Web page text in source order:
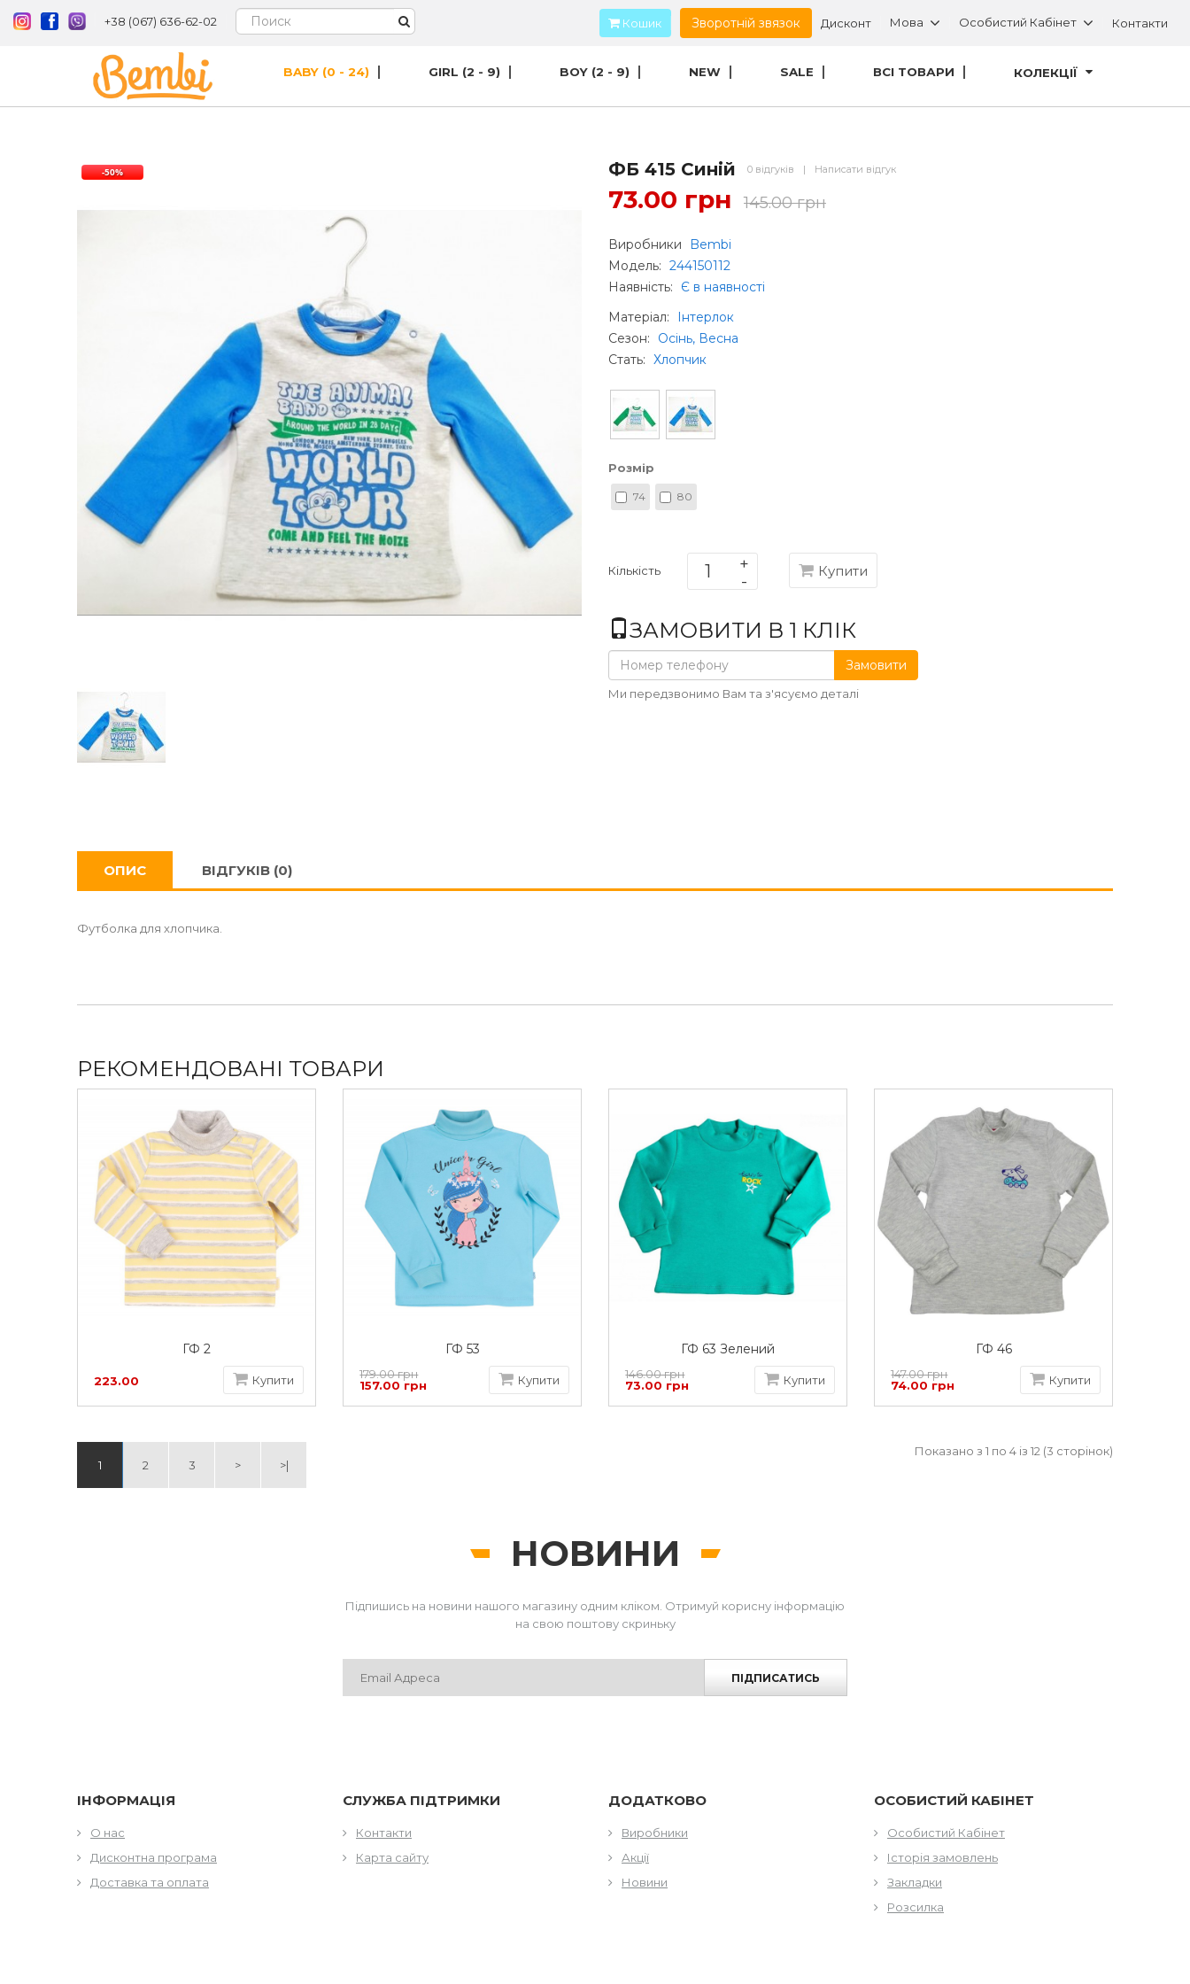
+38 (067) 636-62-02 Кошик Зворотній звязок Дисконт Мова Особистий Кабінет Контакти
BABY (0 - 24) GIRL (2 - 9) BOY (2 - 9) NEW SALE ВСІ ТОВАРИ КОЛЕКЦІЇ
-50% ФБ 415 Синій 0 відгуків | Написати відгук
73.00 грн 145.00 грн
Виробники
Bembi
Модель: 244150112
Наявність:
Є в наявності
Матеріал:
Інтерлок
Сезон:
Осінь, Весна
Стать: Хлопчик
Розмір
74 80
Кількість Купити
ЗАМОВИТИ В 1 КЛІК
Замовити
Ми передзвонимо Вам та з'ясуємо деталі
ОПИС ВІДГУКІВ (0)
Футболка для хлопчика.
РЕКОМЕНДОВАНІ ТОВАРИ
ГФ 2
223.00 Купити
ГФ 53
179.00 грн
157.00 грн
Купити
ГФ 63 Зелений
146.00 грн
73.00 грн
Купити
ГФ 46
147.00 грн
74.00 грн
Купити
1 2 3 > >|
Показано з 1 по 4 із 12 (3 сторінок)
НОВИНИ
Підпишись на новини нашого магазину одним кліком. Отримуй корисну інформацію
на свою поштову скриньку
ПІДПИСАТИСЬ
ІНФОРМАЦІЯ
О нас
Дисконтна програма
Доставка та оплата
СЛУЖБА ПІДТРИМКИ
Контакти
Карта сайту
ДОДАТКОВО
Виробники
Акції
Новини
ОСОБИСТИЙ КАБІНЕТ
Особистий Кабінет
Історія замовлень
Закладки
Розсилка